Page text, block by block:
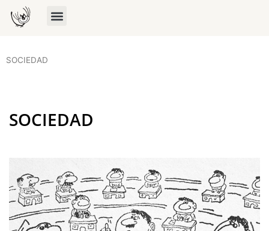
SOCIEDAD
SOCIEDAD